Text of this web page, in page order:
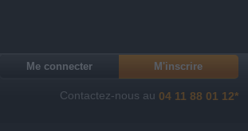
Me connecter M'inscrire
Contactez-nous au 04 11 88 01 12*